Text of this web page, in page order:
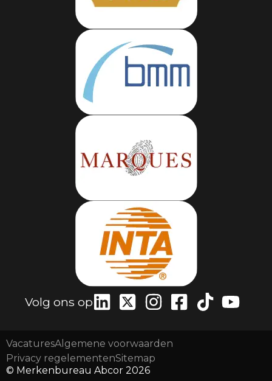
Volg ons op
VacaturesAlgemene voorwaarden
Privacy regelementenSitemap
© Merkenbureau Abcor 2026